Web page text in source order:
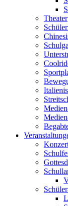
Theater